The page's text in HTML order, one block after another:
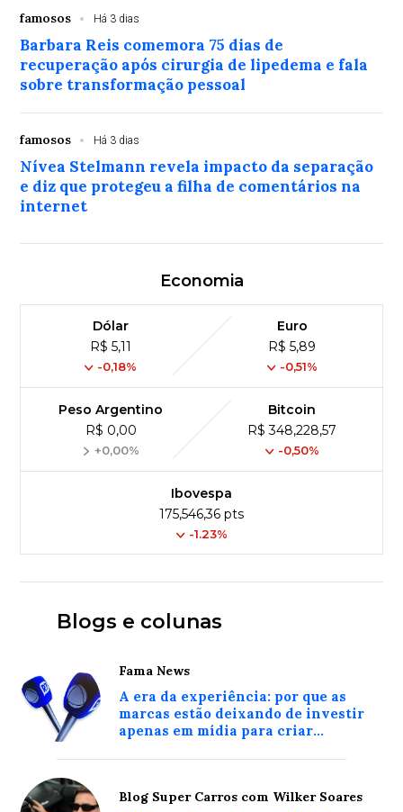
famosos Há 3 dias
Barbara Reis comemora 75 dias de
recuperação após cirurgia de lipedema e fala
sobre transformação pessoal
famosos Há 3 dias
Nívea Stelmann revela impacto da separação
e diz que protegeu a filha de comentários na
internet
Economia
Dólar
R$ 5,11
-0,18%
Euro
R$ 5,89
-0,51%
Peso Argentino
R$ 0,00
+0,00%
Bitcoin
R$ 348,228,57
-0,50%
Ibovespa
175,546,36 pts
-1.23%
Blogs e colunas
Fama News
A era da experiência: por que as
marcas estão deixando de investir
apenas em mídia para criar
Blog Super Carros com Wilker Soares